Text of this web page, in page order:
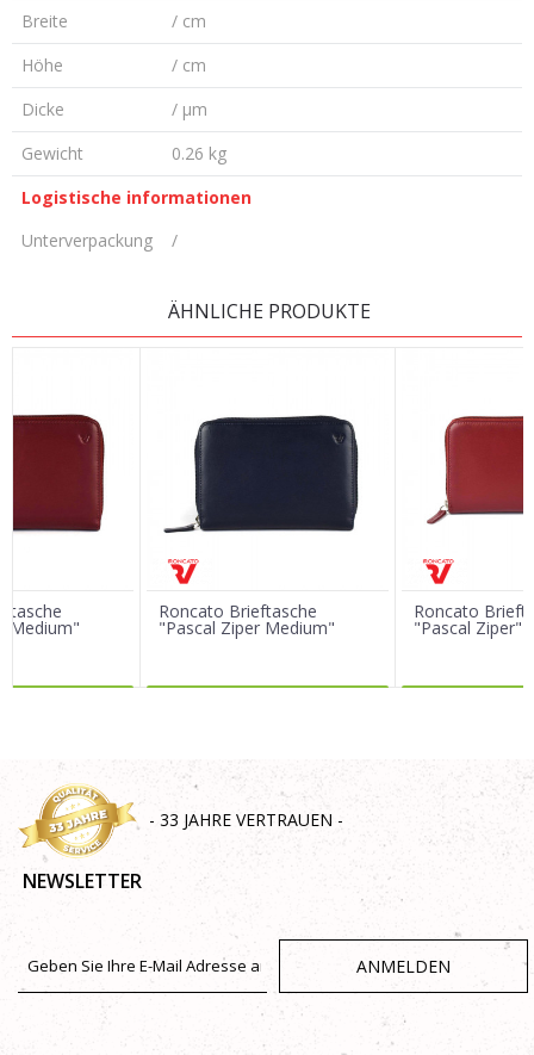
Breite
/ cm
Höhe
/ cm
Dicke
/ µm
Gewicht
0.26 kg
Logistische informationen
Unterverpackung
/
Nachricht
ÄHNLICHE PRODUKTE
Medium"
Roncato Brieftasche
"Pascal Ziper Medium"
Roncato
"Pascal Ziper"
- 33 JAHRE VERTRAUEN -
NEWSLETTER
ANMELDEN